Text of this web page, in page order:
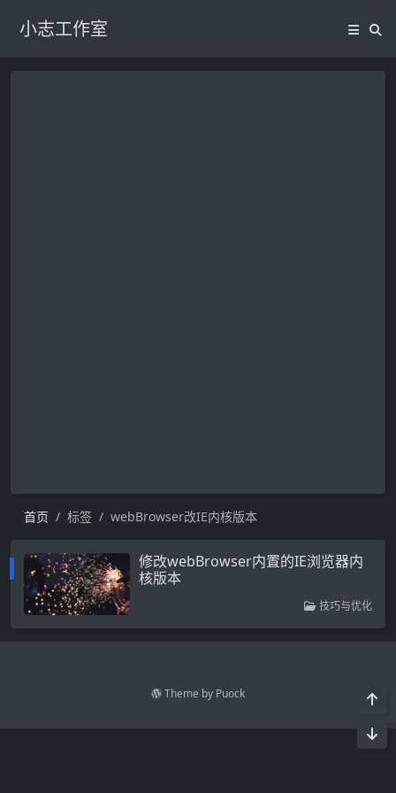
小志工作室
首页 标签 webBrowser改IE内核版本
修改webBrowser内置的IE浏览器内
核版本
技巧与优化
Theme by Puock